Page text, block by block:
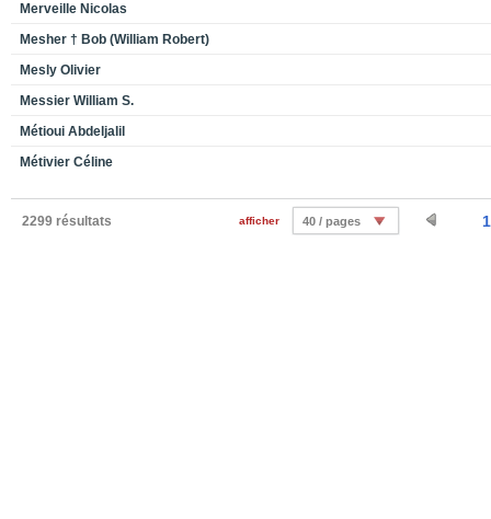
Merveille Nicolas
Mesher † Bob (William Robert)
Mesly Olivier
Messier William S.
Métioui Abdeljalil
Métivier Céline
2299 résultats 1
afficher 40 / pages